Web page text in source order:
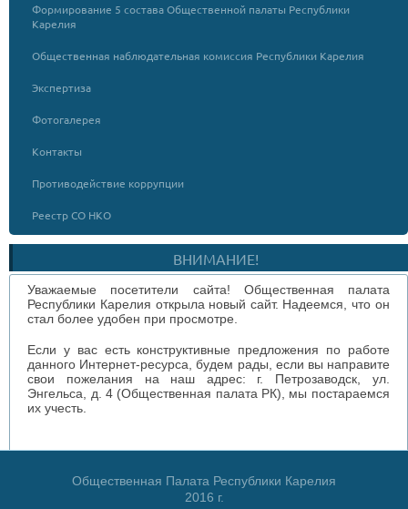
Формирование 5 состава Общественной палаты Республики
Карелия
Общественная наблюдательная комиссия Республики Карелия
Экспертиза
Фотогалерея
Контакты
Противодействие коррупции
Реестр СО НКО
ВНИМАНИЕ!
Уважаемые посетители сайта! Общественная палата
Республики Карелия открыла новый сайт. Надеемся, что он
стал более удобен при просмотре.
Если у вас есть конструктивные предложения по работе
данного Интернет-ресурса, будем рады, если вы направите
свои пожелания на наш адрес: г. Петрозаводск, ул.
Энгельса, д. 4 (Общественная палата РК), мы постараемся
их учесть.
Общественная Палата Республики Карелия
2016 г.